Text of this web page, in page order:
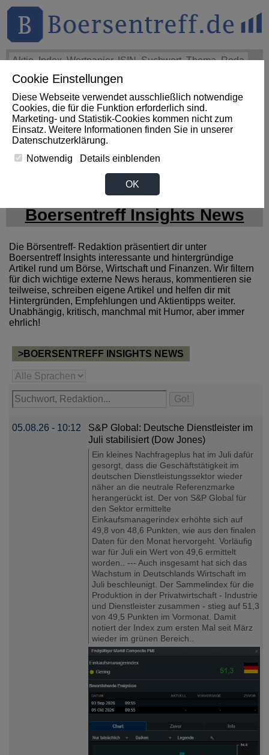
Cookie Einstellungen
Diese Webseite verwendet ausschließlich notwendige
Cookies, die für die Funktion erforderlich sind.
Marketing- und Statistik-Cookies kommen nicht zum
Einsatz. Weitere Informationen finden Sie in unserer
Datenschutzerklärung.
Notwendig
Details einblenden
OK
THEMEN HOT-STOCKS
Impact News +++ eBay Non-GAAP EPS of $1.60 beats by
$0.09, revenue of $3.1B beats by $80M (SeekingAlpha)
EBAY Aktie +3,07%
Boersentreff Insights News
Die Börsentreff- Redaktion präsentiert dir unter
Boersentreff Insights interessante und hintergründige
Artikel rund um Börse, Wirtschaft und Finanzen. Wir filtern
für dich wichtige externe News heraus, kommentieren sie
teilweise, schreiben eigene Artikel und helfen dir mit
Hintergründen, Empfehlungen und Aktientipps weiter.
Unabhängig, kritisch, manchmal mit Humor, aber immer
ehrlich!
>BOERSENTREFF INSIGHTS NEWS
05.08.26 - 10:12
S&P Global: Deutsche Dienstleister im
Juli stabilisiert (Dow Jones)
Ein kleines Nachfrageplus hat im Juli dafür
gesorgt, dass die Geschäftstätigkeit im
deutschen Dienstleistungssektor wieder
näher an die neutrale Referenzmarke
herangerückt ist. Der von S&P Global für
den Sektor ermittelte
Einkaufsmanagerindex erhöhte sich auf
49,8 von 48,6 Punkten, wie aus den finalen
Daten für den Monat hervorgeht. Vorläufig
war für Juli ein Wert von 49,6 ermittelt
worden.. --- Auch insgesamt hat sich das
Wachstum in Deutschlands Wirtschaft im
Juli beschleunigt. Der Sammelindex für die
Produktion in der Privatwirtschaft - Industrie
und Dienstleister zusammen - stieg auf 51,3
von 49,5 Punkten im Vormonat. Damit
notiert der Index zum ersten Mal seit März
wieder im grünen Bereich..